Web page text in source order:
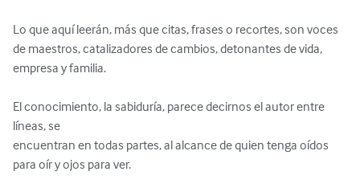
Lo que aquí leerán, más que citas, frases o recortes, son voces
de maestros, catalizadores de cambios, detonantes de vida,
empresa y familia.
El conocimiento, la sabiduría, parece decirnos el autor entre
líneas, se
encuentran en todas partes, al alcance de quien tenga oídos
para oír y ojos para ver.